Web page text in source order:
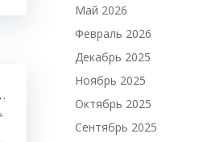
Май 2026
Февраль 2026
Декабрь 2025
Ноябрь 2025
Октябрь 2025
Сентябрь 2025